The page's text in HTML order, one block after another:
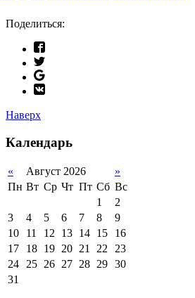
Поделиться:
Наверх
Календарь
« Август 2026
»
Пн Вт Ср Чт Пт Сб Вс
1
2
3
4 5 6 7 8
9
10
11 12 13 14 15
16
17
18 19 20 21 22 23
24 25 26 27 28 29 30
31